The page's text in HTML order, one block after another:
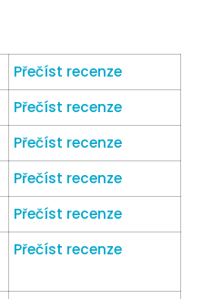
Přečíst recenze
Přečíst recenze
Přečíst recenze
Přečíst recenze
Přečíst recenze
Přečíst recenze